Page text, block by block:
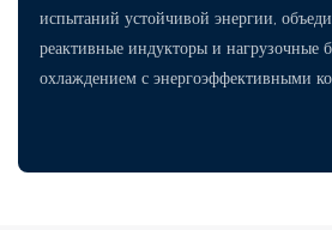
испытаний устойчивой энергии,
реактивные индукторы и нагрузочные
охлаждением с энергоэффективными